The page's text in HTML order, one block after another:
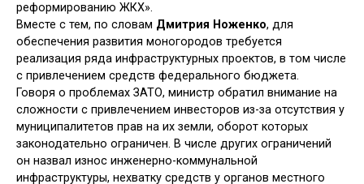
реформированию ЖКХ».
Вместе с тем, по словам Дмитрия Ноженко, для
обеспечения развития моногородов требуется
реализация ряда инфраструктурных проектов, в том числе
с привлечением средств федерального бюджета.
Говоря о проблемах ЗАТО, министр обратил внимание на
сложности с привлечением инвесторов из-за отсутствия у
муниципалитетов прав на их земли, оборот которых
законодательно ограничен. В числе других ограничений
он назвал износ инженерно-коммунальной
инфраструктуры, нехватку средств у органов местного